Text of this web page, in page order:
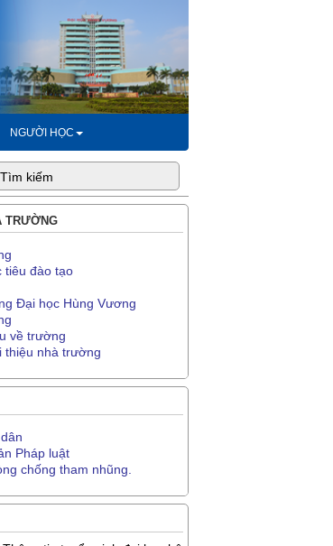
NGƯỜI HỌC
TRƯỜNG
tiêu đào tạo
Đại học Hùng Vương
về trường
thiệu nhà trường
Pháp luật
chống tham nhũng.